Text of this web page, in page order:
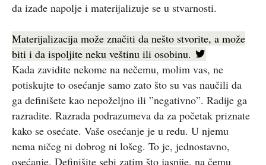
da izađe napolje i materijalizuje se u stvarnosti.
Materijalizacija može značiti da nešto stvorite, a može
biti i da ispoljite neku veštinu ili osobinu.
Kada zavidite nekome na nečemu, molim vas, ne
potiskujte to osećanje samo zato što su vas naučili da
ga definišete kao nepoželjno ili ”negativno”. Radije ga
razradite. Razrada podrazumeva da za početak priznate
kako se osećate. Vaše osećanje je u redu. U njemu
nema ničeg ni dobrog ni lošeg. To je, jednostavno,
osećanje. Definišite sebi zatim što jasnije, na čemu